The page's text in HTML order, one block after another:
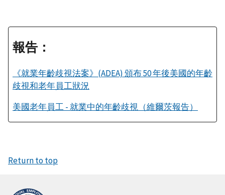
報告：
《就業年齡歧視法案》(ADEA) 頒布 50 年後美國的年齡
歧視和老年員工狀況
美國老年員工 - 就業中的年齡歧視（維爾茨報告）
Return to top